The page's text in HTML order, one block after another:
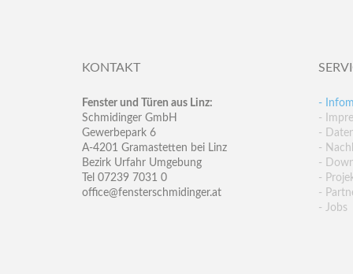
KONTAKT
Fenster und Türen aus Linz:
Schmidinger GmbH
Gewerbepark 6
A-4201 Gramastetten bei Linz
Bezirk Urfahr Umgebung
Tel 07239 7031 0
office@fensterschmidinger.at
-
-
-
-
-
-
-
- Jobs